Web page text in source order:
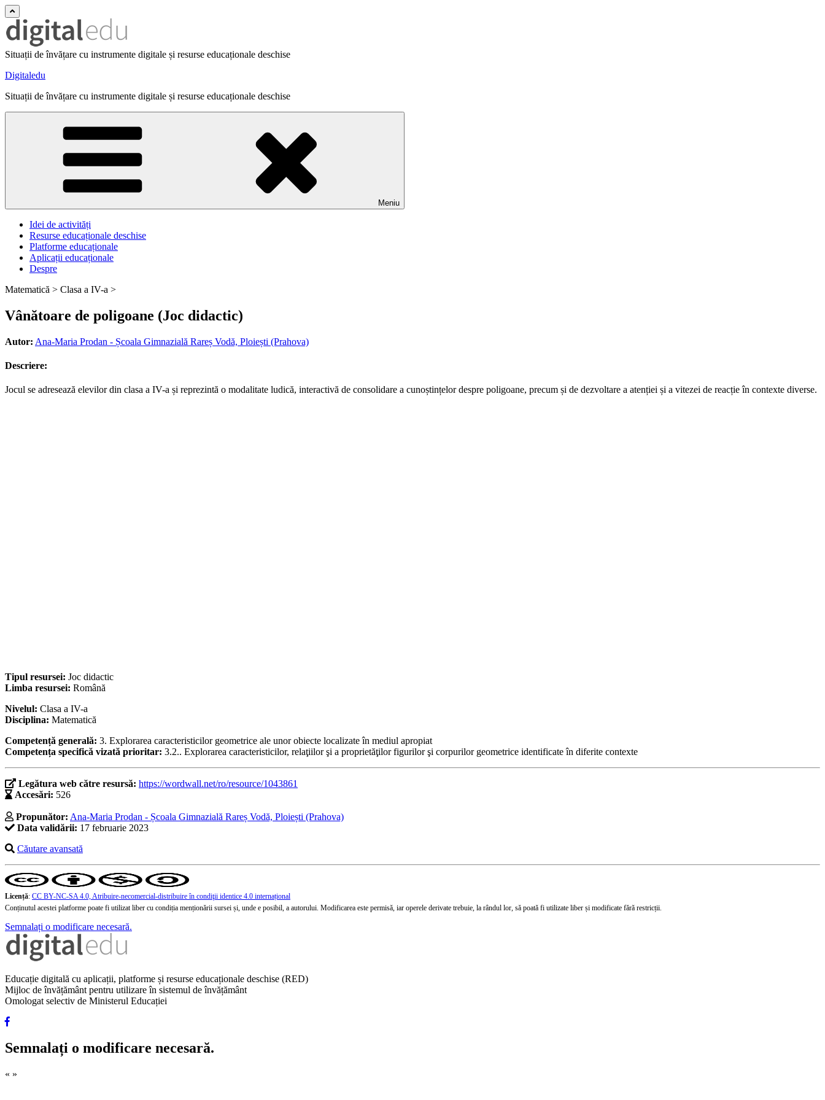
Situații de învățare cu instrumente digitale și resurse educaționale deschise
Digitaledu
Situații de învățare cu instrumente digitale și resurse educaționale deschise
Meniu
Idei de activități
Resurse educaționale deschise
Platforme educaționale
Aplicații educaționale
Despre
Matematică > Clasa a IV-a >
Vânătoare de poligoane (Joc didactic)
Autor: Ana-Maria Prodan - Școala Gimnazială Rareș Vodă, Ploiești (Prahova)
Descriere:
Jocul se adresează elevilor din clasa a IV-a și reprezintă o modalitate ludică, interactivă de consolidare a cunoștințelor despre poligoane, precum și de dezvoltare a atenției și a vitezei de reacție în contexte diverse.
Tipul resursei: Joc didactic
Limba resursei: Română
Nivelul: Clasa a IV-a
Disciplina: Matematică
Competență generală: 3. Explorarea caracteristicilor geometrice ale unor obiecte localizate în mediul apropiat
Competența specifică vizată prioritar: 3.2.. Explorarea caracteristicilor, relaţiilor şi a proprietăţilor figurilor şi corpurilor geometrice identificate în diferite contexte
Legătura web către resursă: https://wordwall.net/ro/resource/1043861
Accesări: 526
Propunător: Ana-Maria Prodan - Școala Gimnazială Rareș Vodă, Ploiești (Prahova)
Data validării: 17 februarie 2023
Căutare avansată
Licență: CC BY-NC-SA 4.0, Atribuire-necomercial-distribuire în condiţii identice 4.0 internațional
Conținutul acestei platforme poate fi utilizat liber cu condiția menționării sursei și, unde e posibil, a autorului. Modificarea este permisă, iar operele derivate trebuie, la rândul lor, să poată fi utilizate liber și modificate fără restricții.
Semnalați o modificare necesară.
Educație digitală cu aplicații, platforme și resurse educaționale deschise (RED)
Mijloc de învățământ pentru utilizare în sistemul de învățământ
Omologat selectiv de Ministerul Educației
Semnalați o modificare necesară.
« »